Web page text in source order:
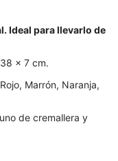
Ideal para llevarlo de
x 7 cm.
Marrón, Naranja,
de cremallera y